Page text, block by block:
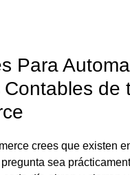
Para
de
crees que existen
sea